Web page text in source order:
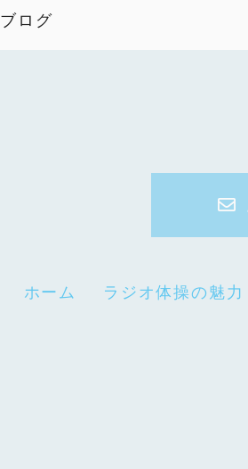
ブログ
ホーム ラジオ体操の魅力